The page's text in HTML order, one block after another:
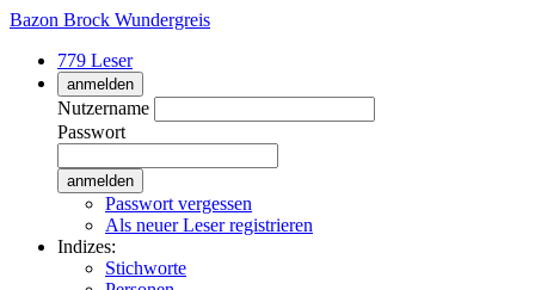
Bazon Brock Wundergreis
779 Leser
anmelden
Nutzername
Passwort
Passwort vergessen
Als neuer Leser registrieren
Indizes:
Stichworte